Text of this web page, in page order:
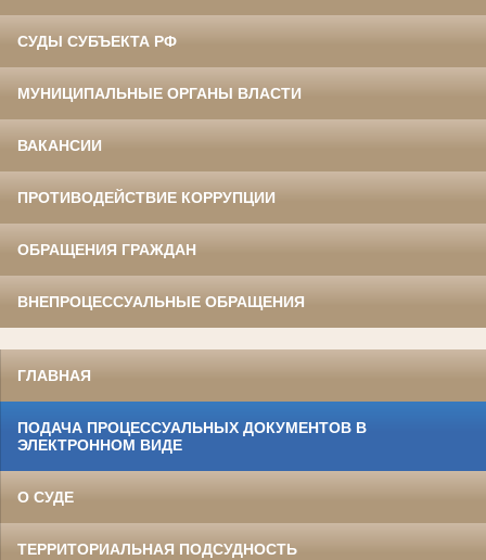
СУДЫ СУБЪЕКТА РФ
МУНИЦИПАЛЬНЫЕ ОРГАНЫ ВЛАСТИ
ВАКАНСИИ
ПРОТИВОДЕЙСТВИЕ КОРРУПЦИИ
ОБРАЩЕНИЯ ГРАЖДАН
ВНЕПРОЦЕССУАЛЬНЫЕ ОБРАЩЕНИЯ
ГЛАВНАЯ
ПОДАЧА ПРОЦЕССУАЛЬНЫХ ДОКУМЕНТОВ В
ЭЛЕКТРОННОМ ВИДЕ
О СУДЕ
ТЕРРИТОРИАЛЬНАЯ ПОДСУДНОСТЬ